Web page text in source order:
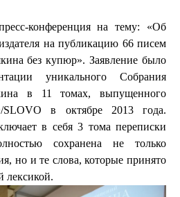
конференция на тему: «Об
на публикацию 66 писем
без купюр». Заявление было
уникального Собрания
в 11 томах, выпущенного
SLOVO в октябре 2013 года.
в себя 3 тома переписки
сохранена не только
но и те слова, которые принято
лексикой.